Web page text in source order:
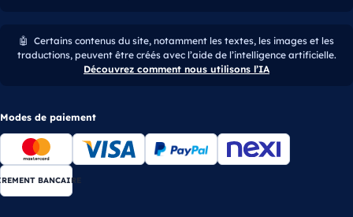
🤖 Certains contenus du site, notamment les textes, les images et les
traductions, peuvent être créés avec l’aide de l’intelligence artificielle.
Découvrez comment nous utilisons l’IA
Modes de paiement
BANCAIRE